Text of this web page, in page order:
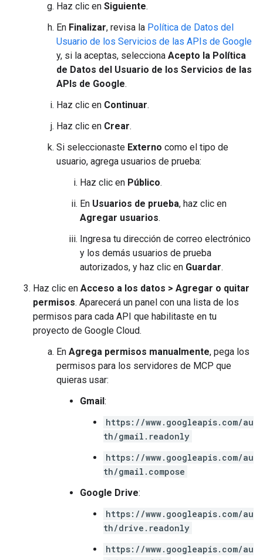
Haz clic en Siguiente.
En Finalizar, revisa la Política de Datos del
Usuario de los Servicios de las APIs de Google
y, si la aceptas, selecciona Acepto la Política
de Datos del Usuario de los Servicios de las
APIs de Google.
Haz clic en Continuar.
Haz clic en Crear.
Si seleccionaste Externo como el tipo de
usuario, agrega usuarios de prueba:
Haz clic en Público.
En Usuarios de prueba, haz clic en
Agregar usuarios.
Ingresa tu dirección de correo electrónico
y los demás usuarios de prueba
autorizados, y haz clic en Guardar.
Haz clic en Acceso a los datos > Agregar o quitar
permisos. Aparecerá un panel con una lista de los
permisos para cada API que habilitaste en tu
proyecto de Google Cloud.
En Agrega permisos manualmente, pega los
permisos para los servidores de MCP que
quieras usar:
Gmail:
https://www.googleapis.com/au
th/gmail.readonly
https://www.googleapis.com/au
th/gmail.compose
Google Drive:
https://www.googleapis.com/au
th/drive.readonly
https://www.googleapis.com/au